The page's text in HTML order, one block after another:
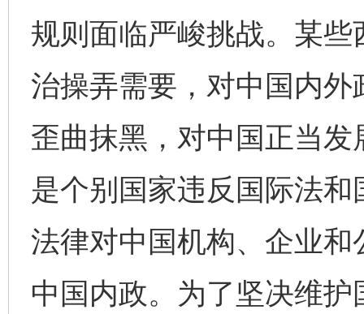
规则面临严峻挑战。某
治操弄需要，对中国内
歪曲抹黑，对中国正当
是个别国家违反国际法
法律对中国机构、企业和
中国内政。为了坚决维